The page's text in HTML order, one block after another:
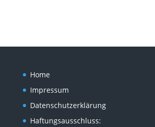
Home
Impressum
Datenschutzerklärung
Haftungsausschluss: